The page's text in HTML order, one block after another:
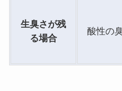
生臭さが残
る場合
酸性の